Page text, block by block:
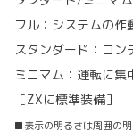
フル：システムの作
スタンダード：コ
ミニマム：運転に集
［ZXに標準装備］
■表示の明るさは周囲の